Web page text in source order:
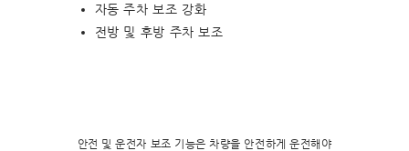
자동 주차 보조 강화
전방 및 후방 주차 보조
안전 및 운전자 보조 기능은 차량을 안전하게 운전해야